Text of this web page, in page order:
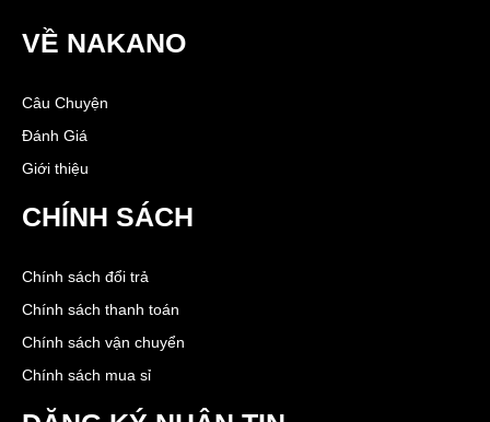
VỀ NAKANO
Câu Chuyện
Đánh Giá
Giới thiệu
CHÍNH SÁCH
Chính sách đổi trả
Chính sách thanh toán
Chính sách vận chuyển
Chính sách mua sỉ